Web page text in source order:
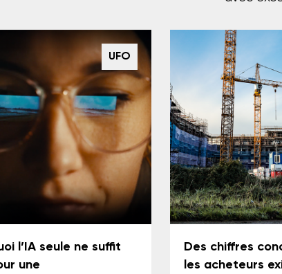
UFO
l’IA seule ne suffit
une
Des chiffres
les acheteurs